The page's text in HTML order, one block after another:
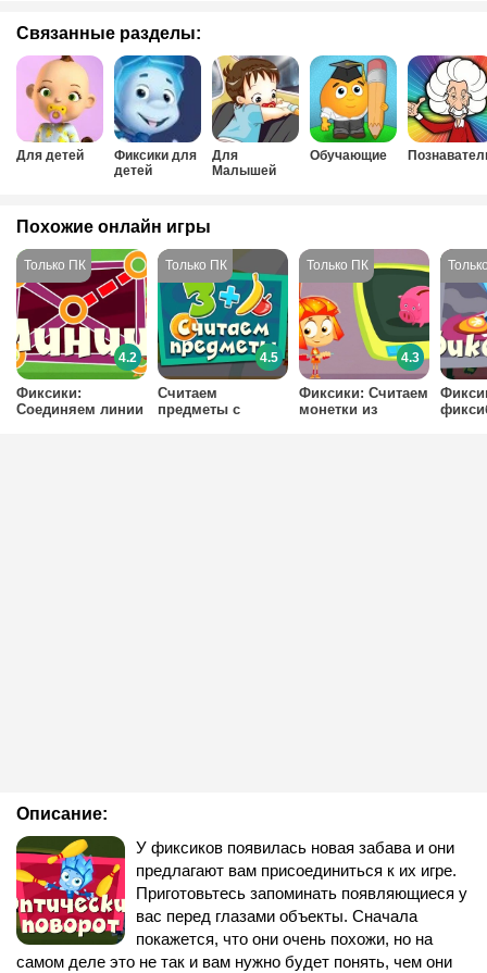
Связанные разделы:
Для детей
Фиксики для
детей
Для
Малышей
Обучающие
Описание:
У фиксиков появилась новая забава и они
предлагают вам присоединиться к их игре.
Приготовьтесь запоминать появляющиеся у
вас перед глазами объекты. Сначала
покажется, что они очень похожи, но на
самом деле это не так и вам нужно будет понять, чем они
Похожие онлайн игры
Фиксики:
Соединяем линии
4.2
Считаем
предметы с
4.5
Фиксики: Считаем
монетки из
4.3